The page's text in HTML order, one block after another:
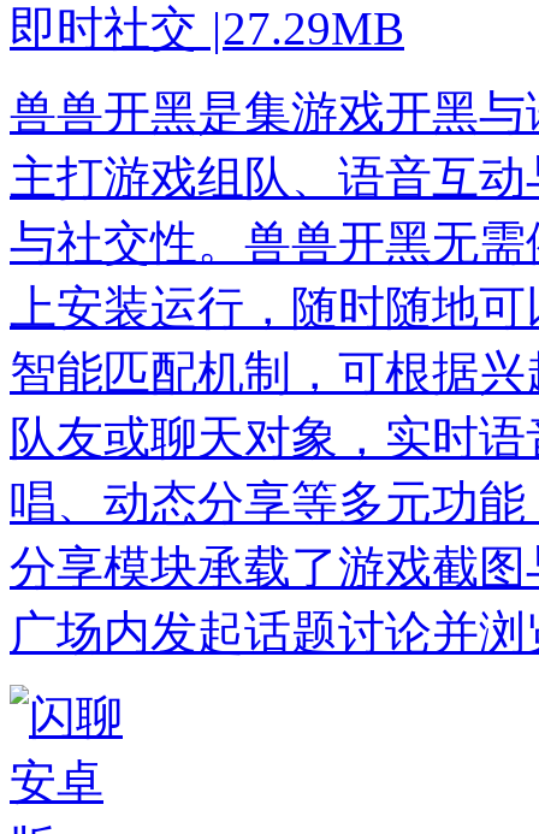
即时社交 |27.29MB
兽兽开黑是集游戏开黑
主打游戏组队、语音互
与社交性。兽兽开黑无
上安装运行，随时随地
智能匹配机制，可根据
队友或聊天对象，实时
唱、动态分享等多元功
分享模块承载了游戏截
广场内发起话题讨论并